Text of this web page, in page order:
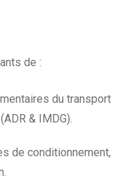
de :
du transport
& IMDG).
de conditionnement,